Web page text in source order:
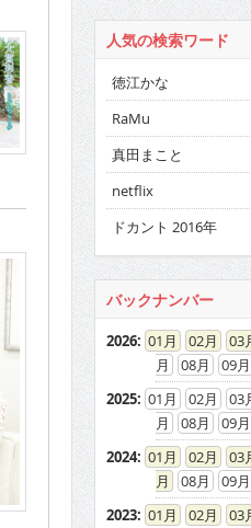
人気の検索ワード
徳江かな
RaMu
真田まこと
netflix
ドカント 2016年
バックナンバー
2026: 01 02 03
08
09
2025: 01 02 03
08
09
2024: 01 02 03
08
09
2023: 01 02 03